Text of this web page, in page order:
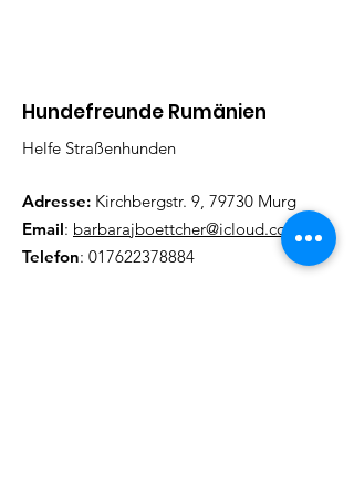
Hundefreunde Rumänien
Helfe Straßenhunden
Adresse: Kirchbergstr. 9, 79730 Murg
Email: barbarajboettcher@icloud.com
Telefon: 017622378884